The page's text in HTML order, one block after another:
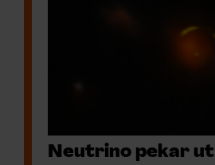
Neutrino pekar ut